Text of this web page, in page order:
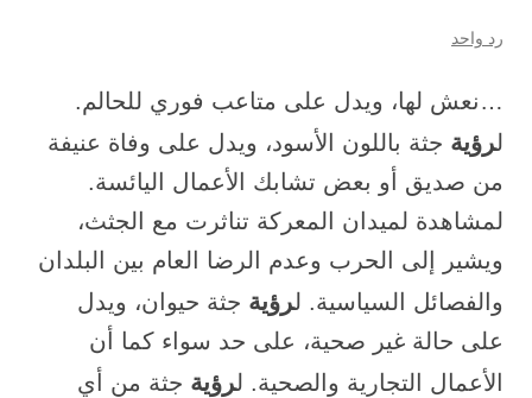
رد واحد
…نعش لها، ويدل على متاعب فوري للحالم.
لرؤية جثة باللون الأسود، ويدل على وفاة عنيفة
من صديق أو بعض تشابك الأعمال اليائسة.
لمشاهدة لميدان المعركة تناثرت مع الجثث،
ويشير إلى الحرب وعدم الرضا العام بين البلدان
والفصائل السياسية. لرؤية جثة حيوان، ويدل
على حالة غير صحية، على حد سواء كما أن
الأعمال التجارية والصحية. لرؤية جثة من أي